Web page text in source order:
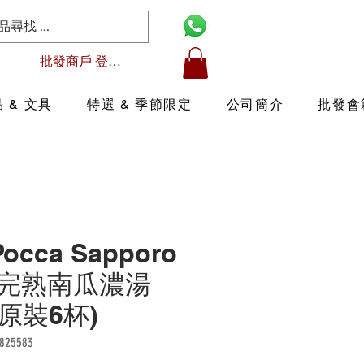
批發商戶 登入/註冊
& 文具 特選 & 季節限定 公司簡介 批發會
Sapporo
熟南瓜濃湯
裝6杯)